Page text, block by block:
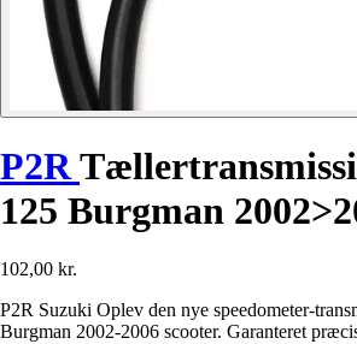
P2R
125 Burgman
102,00 kr.
P2R Suzuki Oplev den nye speedometer-
Burgman 2002-2006 scooter. Garanteret